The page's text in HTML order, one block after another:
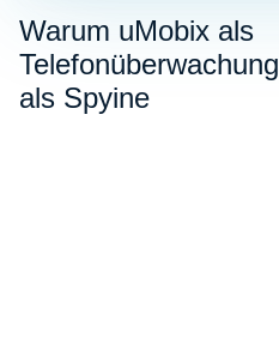
Warum uMobix als
als Spyine